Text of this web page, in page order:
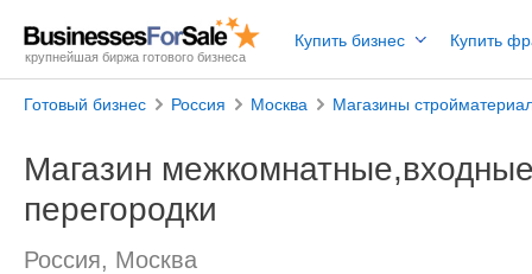
крупнейшая биржа готового бизнеса
Купить бизнес Купить
Готовый бизнес Россия Москва Магазины
Магазин
перегородки
Россия, Москва